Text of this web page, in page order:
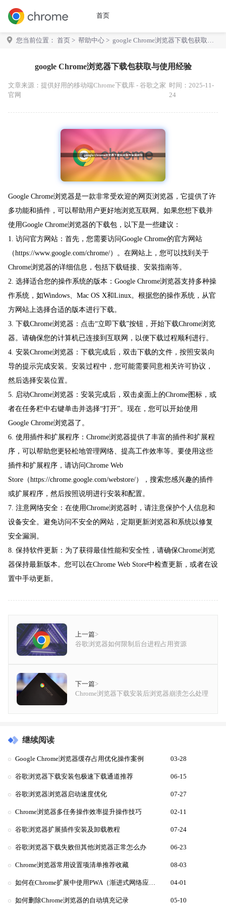
首页
您当前位置： 首页 > 帮助中心 > google Chrome浏览器下载包获取与
google Chrome浏览器下载包获取与使用经验
文章来源： 提供好用的移动端Chrome下载库 - 谷歌之家
官网
时间：2025-11-
24
Google Chrome浏览器是一款非常受欢迎的网页浏览器，它提供了许
多功能和插件，可以帮助用户更好地浏览互联网。如果您想下载并
使用Google Chrome浏览器的下载包，以下是一些建议：
1. 访问官方网站：首先，您需要访问Google Chrome的官方网站
（https://www.google.com/chrome/）。在网站上，您可以找到关于
Chrome浏览器的详细信息，包括下载链接、安装指南等。
2. 选择适合您的操作系统的版本：Google Chrome浏览器支持多种操
作系统，如Windows、Mac OS X和Linux。根据您的操作系统，从官
方网站上选择合适的版本进行下载。
3. 下载Chrome浏览器：点击“立即下载”按钮，开始下载Chrome浏览
器。请确保您的计算机已连接到互联网，以便下载过程顺利进行。
4. 安装Chrome浏览器：下载完成后，双击下载的文件，按照安装向
导的提示完成安装。安装过程中，您可能需要同意相关许可协议，
然后选择安装位置。
5. 启动Chrome浏览器：安装完成后，双击桌面上的Chrome图标，或
者在任务栏中右键单击并选择“打开”。现在，您可以开始使用
Google Chrome浏览器了。
6. 使用插件和扩展程序：Chrome浏览器提供了丰富的插件和扩展程
序，可以帮助您更轻松地管理网络、提高工作效率等。要使用这些
插件和扩展程序，请访问Chrome Web
Store（https://chrome.google.com/webstore/），搜索您感兴趣的插件
或扩展程序，然后按照说明进行安装和配置。
7. 注意网络安全：在使用Chrome浏览器时，请注意保护个人信息和
设备安全。避免访问不安全的网站，定期更新浏览器和系统以修复
安全漏洞。
8. 保持软件更新：为了获得最佳性能和安全性，请确保Chrome浏览
器保持最新版本。您可以在Chrome Web Store中检查更新，或者在设
置中手动更新。
上一篇>
谷歌浏览器如何限制后台进程占用资源
下一篇>
Chrome浏览器下载安装后浏览器崩溃怎么处理
继续阅读
Google Chrome浏览器缓存占用优化操作案例 03-28
谷歌浏览器下载安装包极速下载通道推荐 06-15
谷歌浏览器浏览器启动速度优化 07-27
Chrome浏览器多任务操作效率提升操作技巧 02-11
谷歌浏览器扩展插件安装及卸载教程 07-24
谷歌浏览器下载失败但其他浏览器正常怎么办 06-23
Chrome浏览器常用设置项清单推荐收藏 08-03
如何在Chrome扩展中使用PWA（渐进式网络应用）功能 04-01
如何删除Chrome浏览器的自动填充记录 05-10